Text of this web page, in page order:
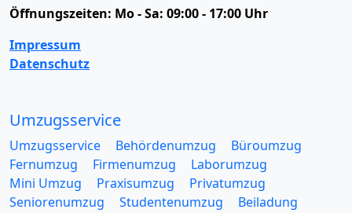
Öffnungszeiten: Mo - Sa: 09:00 - 17:00 Uhr
Impressum
Datenschutz
Umzugsservice
Umzugsservice Behördenumzug
Büroumzug
Fernumzug
Firmenumzug
Laborumzug
Mini Umzug
Praxisumzug
Privatumzug
Seniorenumzug
Studentenumzug
Beiladung